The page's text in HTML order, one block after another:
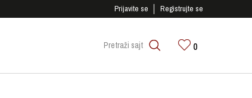
SIGURNO PLAĆANJE PLATNIM KARTICAMA!
Prijavite se Registrujte se
Pretraži sajt 0